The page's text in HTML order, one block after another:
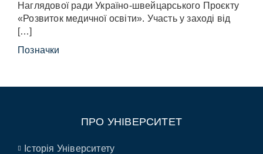
Наглядової ради Україно-швейцарського Проєкту
«Розвиток медичної освіти». Участь у заході від
[…]
Позначки
ПРО УНІВЕРСИТЕТ
Історія Університету